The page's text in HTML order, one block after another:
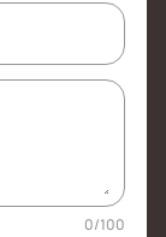
0/100